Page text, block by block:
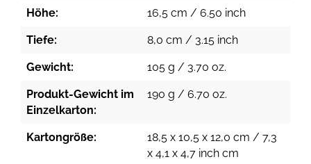
Höhe: 16,5 cm / 6.50 inch
Tiefe: 8,0 cm / 3.15 inch
Gewicht: 105 g / 3.70 oz.
Produkt-Gewicht im
Einzelkarton:
190 g / 6.70 oz.
Kartongröße:
18,5 x 10,5 x 12,0 cm / 7,3
x 4,1 x 4,7 inch cm